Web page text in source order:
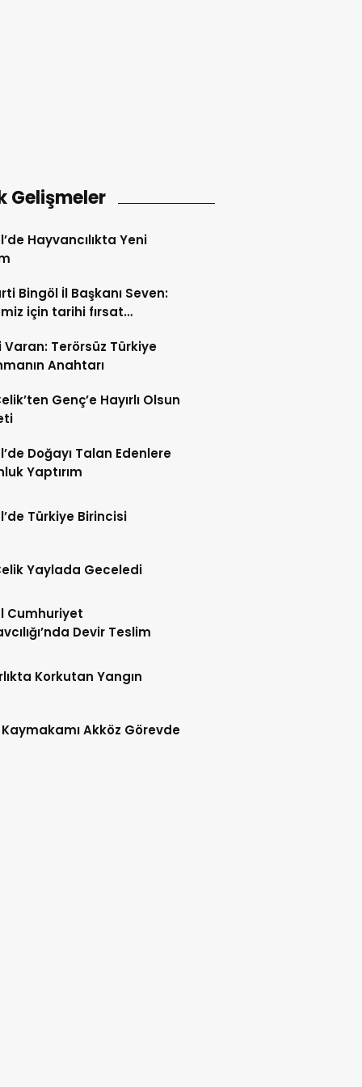
Gelişmeler
Hayvancılıkta Yeni
Bingöl İl Başkanı Seven:
için tarihi fırsat
Varan: Terörsüz Türkiye
Anahtarı
Genç’e Hayırlı Olsun
Doğayı Talan Edenlere
Yaptırım
Türkiye Birincisi
Yaylada Geceledi
Cumhuriyet
Devir Teslim
Korkutan Yangın
Akköz Görevde